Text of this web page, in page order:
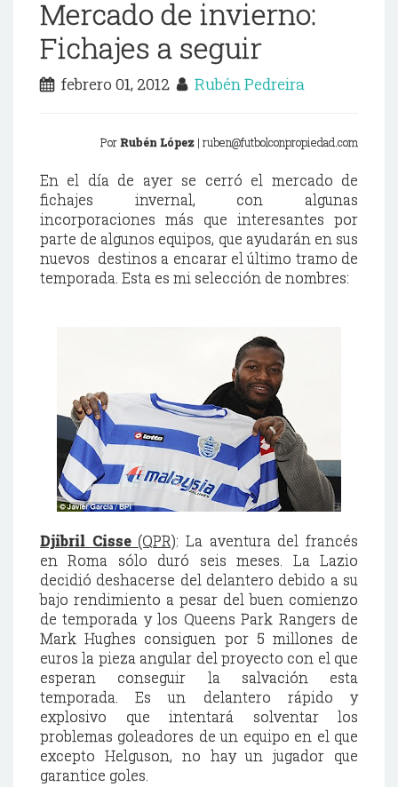
Mercado de invierno:
Fichajes a seguir
febrero 01, 2012 Rubén Pedreira
PorRubénLópez | ruben@futbolconpropiedad.com
En el día de ayer se cerró el mercado de
fichajes invernal, con algunas
incorporaciones más que interesantes por
parte de algunos equipos, que ayudarán en sus
nuevos destinos a encarar el último tramo de
temporada. Esta es mi selección de nombres:
Djibril Cisse (QPR): La aventura del francés
en Roma sólo duró seis meses. La Lazio
decidió deshacerse del delantero debido a su
bajo rendimiento a pesar del buen comienzo
de temporada y los Queens Park Rangers de
Mark Hughes consiguen por 5 millones de
euros la pieza angular del proyecto con el que
esperan conseguir la salvación esta
temporada. Es un delantero rápido y
explosivo que intentará solventar los
problemas goleadores de un equipo en el que
excepto Helguson, no hay un jugador que
garantice goles.